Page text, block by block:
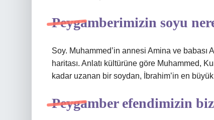
Peygamberimizin soyu
Soy. Muhammed’in annesi Amina ve babası
haritası. Anlatı kültürüne göre Muhammed,
kadar uzanan bir soydan, İbrahim’in en
Peygamber efendimizin